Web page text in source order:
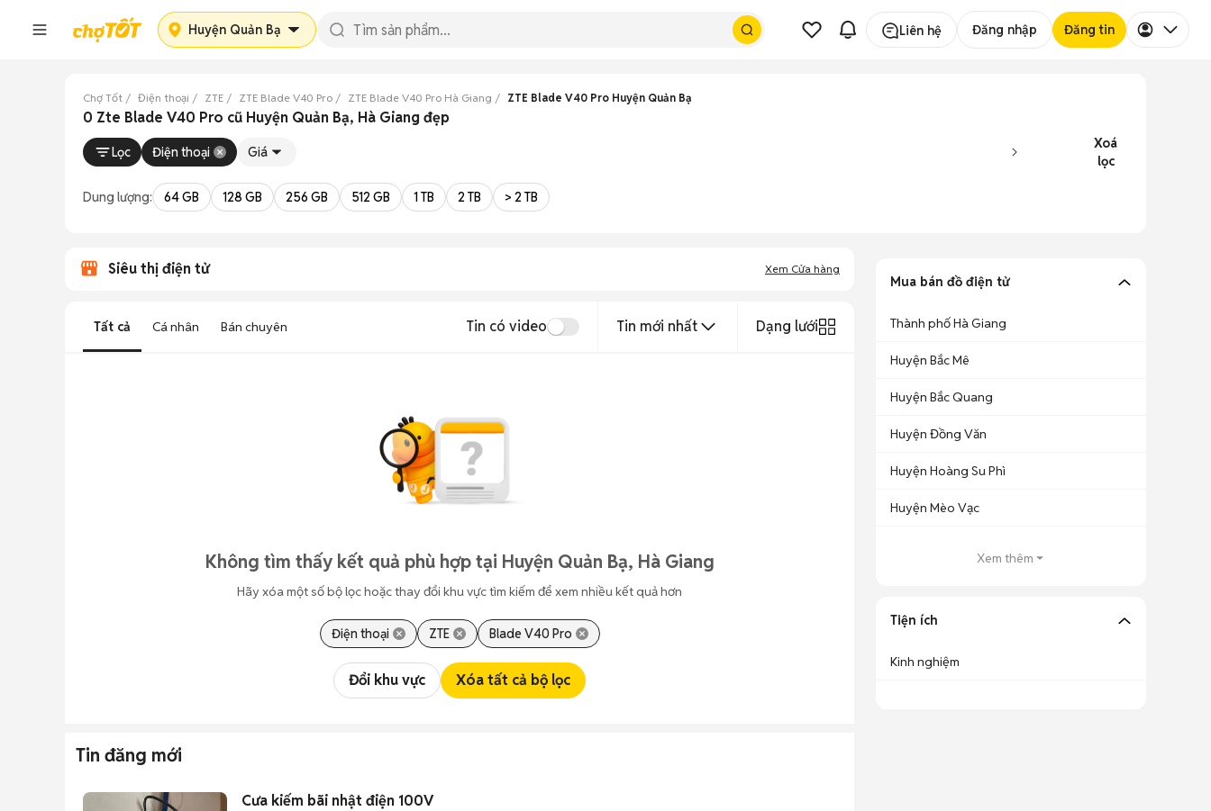
Huyện Quản Bạ Liên hệ Đăng nhập Đăng tin
Chợ Tốt Điện thoại ZTE ZTE Blade V40 Pro ZTE Blade V40 Pro Hà Giang ZTE Blade V40 Pro Huyện Quản Bạ
0 Zte Blade V40 Pro cũ Huyện Quản Bạ, Hà Giang đẹp
Lọc Điện thoại Giá
Xoá
lọc
Dung lượng: 64 GB 128 GB 256 GB 512 GB 1 TB 2 TB > 2 TB
Siêu thị điện tử Xem Cửa hàng
Tất cả Cá nhân Bán chuyên Tin có video Tin mới nhất Dạng lưới
Không tìm thấy kết quả phù hợp tại Huyện Quản Bạ, Hà Giang
Hãy xóa một số bộ lọc hoặc thay đổi khu vực tìm kiếm để xem nhiều kết quả hơn
Điện thoại ZTE Blade V40 Pro
Đổi khu vực Xóa tất cả bộ lọc
Tin đăng mới
Cưa kiếm bãi nhật điện 100V
Mua bán đồ điện tử
Thành phố Hà Giang
Huyện Bắc Mê
Huyện Bắc Quang
Huyện Đồng Văn
Huyện Hoàng Su Phì
Huyện Mèo Vạc
Xem thêm
Tiện ích
Kinh nghiệm